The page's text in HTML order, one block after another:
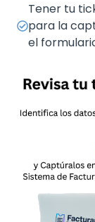
Tener tu
para la
el